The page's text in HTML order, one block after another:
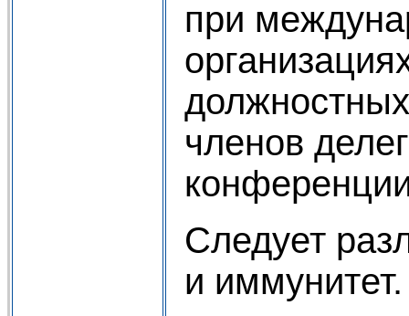
при
членов
Следует
и иммунитет.